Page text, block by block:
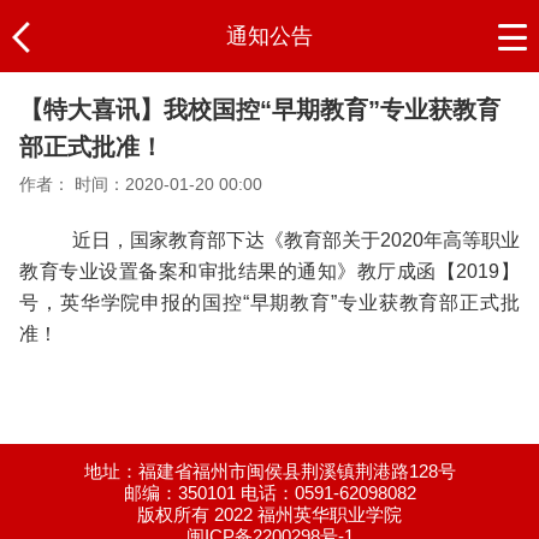
通知公告
【特大喜讯】我校国控“早期教育”专业获教育
部正式批准！
作者： 时间：2020-01-20 00:00
近日，国家教育部下达《教育部关于2020年高等职业
教育专业设置备案和审批结果的通知》教厅成函【2019】
号，英华学院申报的国控“早期教育”专业获教育部正式批
准！
地址：福建省福州市闽侯县荆溪镇荆港路128号
邮编：350101 电话：0591-62098082
版权所有 2022 福州英华职业学院